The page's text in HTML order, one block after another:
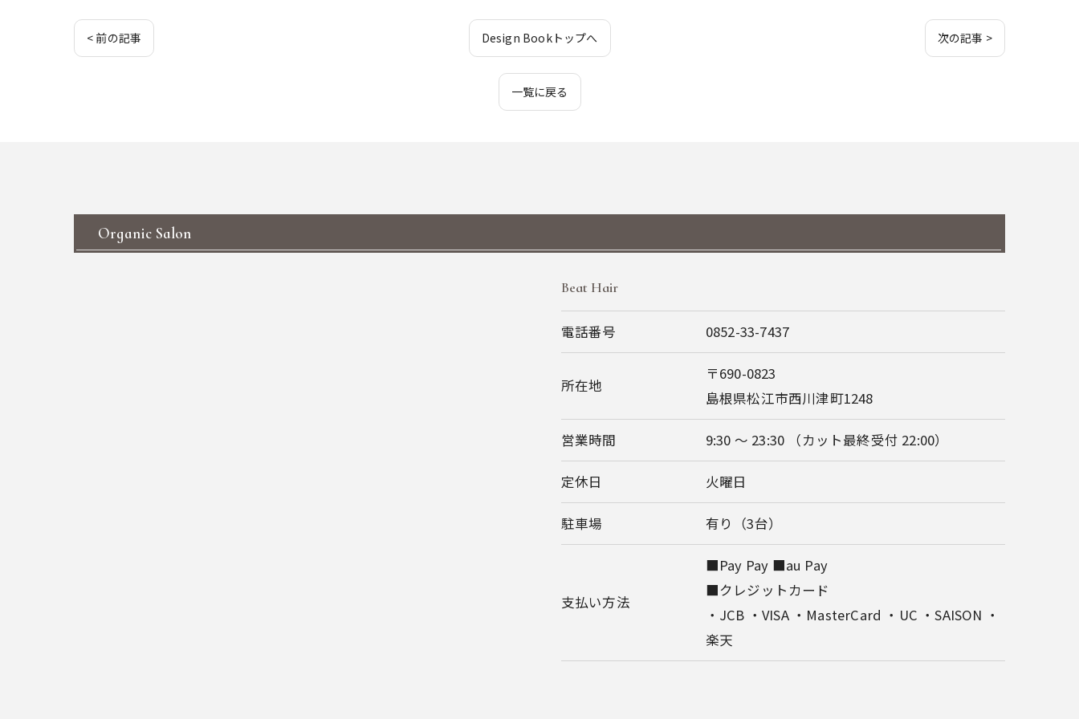
< 前の記事 Design Bookトップへ 次の記事 >
一覧に戻る
Organic Salon
Beat Hair
電話番号 0852-33-7437
所在地
〒690-0823
島根県松江市西川津町1248
営業時間 9:30 〜 23:30 （カット最終受付 22:00）
定休日 火曜日
駐車場 有り（3台）
支払い方法
■Pay Pay ■au Pay
■クレジットカード
・JCB ・VISA ・MasterCard ・UC ・SAISON ・
楽天